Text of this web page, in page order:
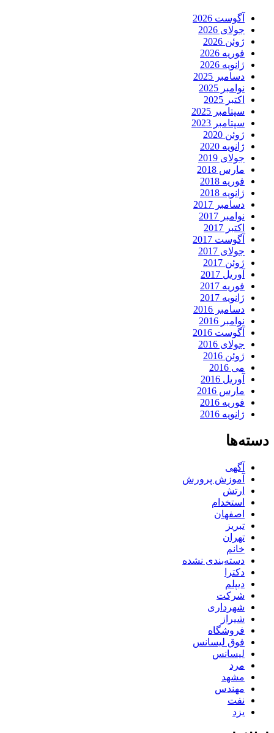
آگوست 2026
جولای 2026
ژوئن 2026
فوریه 2026
ژانویه 2026
دسامبر 2025
نوامبر 2025
اکتبر 2025
سپتامبر 2025
سپتامبر 2023
ژوئن 2020
ژانویه 2020
جولای 2019
مارس 2018
فوریه 2018
ژانویه 2018
دسامبر 2017
نوامبر 2017
اکتبر 2017
آگوست 2017
جولای 2017
ژوئن 2017
آوریل 2017
فوریه 2017
ژانویه 2017
دسامبر 2016
نوامبر 2016
آگوست 2016
جولای 2016
ژوئن 2016
می 2016
آوریل 2016
مارس 2016
فوریه 2016
ژانویه 2016
دسته‌ها
آگهی
آموزش پرورش
ارتش
استخدام
اصفهان
تبریز
تهران
خانم
دسته‌بندی نشده
دکترا
دیپلم
شرکت
شهرداری
شیراز
فروشگاه
فوق لیسانس
لیسانس
مرد
مشهد
مهندس
نفت
یزد